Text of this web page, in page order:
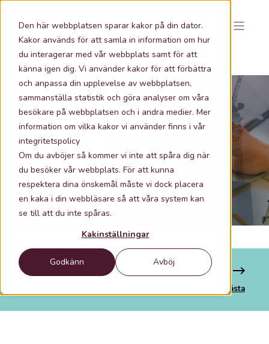
Den här webbplatsen sparar kakor på din dator.
Kakor används för att samla in information om hur
du interagerar med vår webbplats samt för att
känna igen dig. Vi använder kakor för att förbättra
och anpassa din upplevelse av webbplatsen,
sammanställa statistik och göra analyser om våra
besökare på webbplatsen och i andra medier. Mer
information om vilka kakor vi använder finns i vår
integritetspolicy
Om du avböjer så kommer vi inte att spåra dig när
du besöker vår webbplats. För att kunna
respektera dina önskemål måste vi dock placera
en kaka i din webbläsare så att våra system kan
se till att du inte spåras.
Kakinställningar
Godkänn Avböj
2026-01-22 08:00 1 min lästid
Så skapar digitala verktyg kontroll och
tempo i markprojekt
Nästa